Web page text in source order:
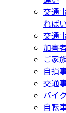
交通
れば
交通
加害
ご家
自損
交通
バイ
自転